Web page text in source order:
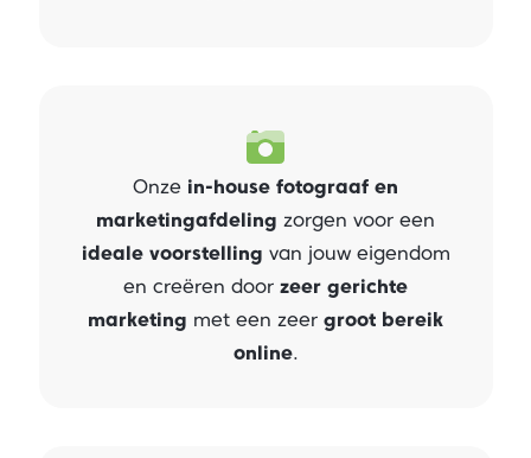
Onze in-house fotograaf en
marketingafdeling zorgen voor een
ideale voorstelling van jouw eigendom
en creëren door zeer gerichte
marketing met een zeer groot bereik
online.